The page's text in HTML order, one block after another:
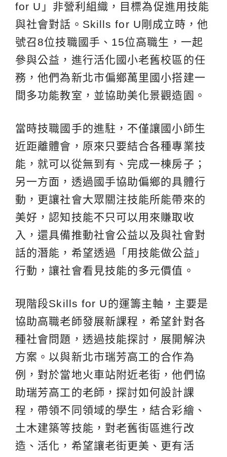
for U」非營利組織，目標為促進用技能
與社會對話。Skills for U剛成立時，他
號召8位技職國手、15位高職生，一起
參與公益，進行活化國小老舊校區的任
務，他們為新北市偏鄉萬里國小搭建一
間多功能教室，並協助美化景觀造園。
當時技職國手的進駐，不僅讓國小師生
近距離體會，原來只要結合各種專業技
能，就可以從無到有、完成一棟房子；
另一方面，透過國手協助偏鄉的具體行
動，更讓社會大眾關注技能所能帶來的
美好，認知技能不只可以用來賺取收
入，還具備推動社會公益以及與社會對
話的潛能，希望透過「用技能做公益」
行動，讓社會看見技能的多元價值。
現階段Skills for U的運籌主軸，主要是
協助高職老師發展新課程，希望針對各
種社會問題，透過技能探討，展開解決
方案。以與新北市瑞芳高工的合作為
例，對於當地火車站附近老街，他們協
助瑞芳高工的老師，探討如何設計課
程，帶領不同領域的學生，結合彩繪、
土木建築等技能，對老舊街區進行改
造、活化，希望讓老街更美、更有活